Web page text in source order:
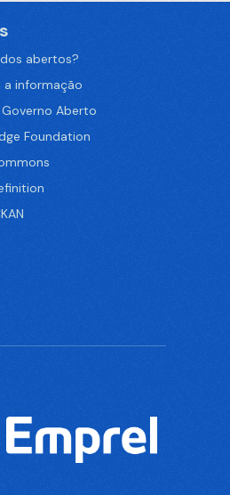
abertos?
a informação
Aberto
Foundation